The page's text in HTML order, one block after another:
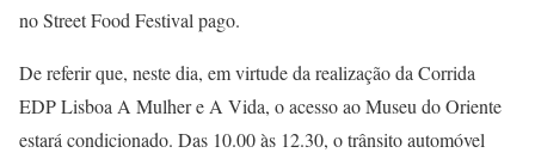
no Street Food Festival pago.
De referir que, neste dia, em virtude da realização da Corrida
EDP Lisboa A Mulher e A Vida, o acesso ao Museu do Oriente
estará condicionado. Das 10.00 às 12.30, o trânsito automóvel